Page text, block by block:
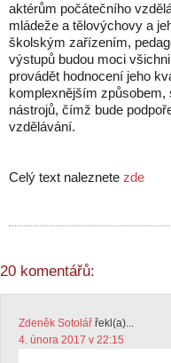
aktérům počátečního
mládeže a tělovýchovy a
školským zařízením,
výstupů budou moci
provádět hodnocení jeho
komplexnějším
nástrojů, čímž bude
vzdělávání.
Celý text naleznete zde
20 komentářů:
Zdeněk Sotolář řekl(a)...
4. února 2017 v 22:15